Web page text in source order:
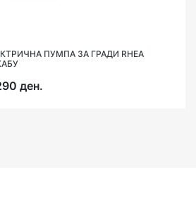
ПУМПА ЗА ГРАДИ RHEA
ден.